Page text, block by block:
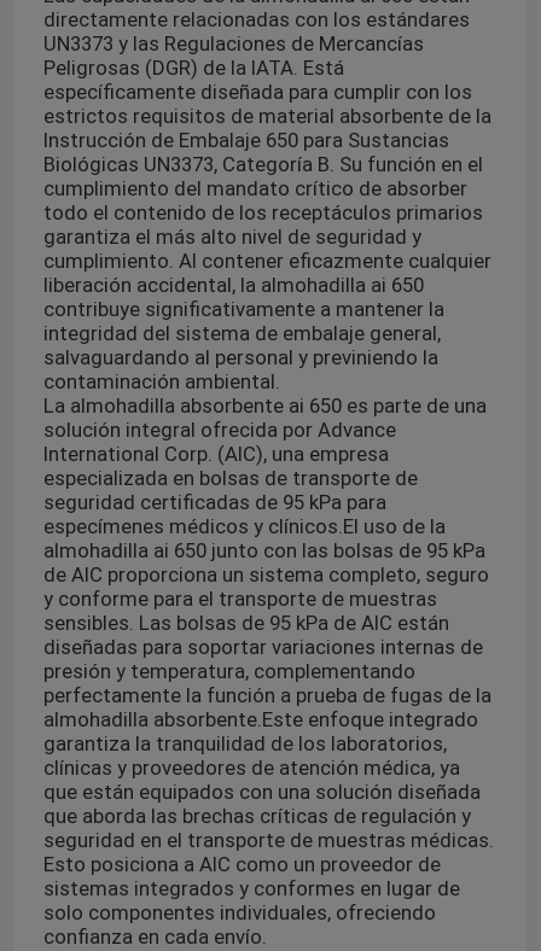
directamente relacionadas con los estándares
UN3373 y las Regulaciones de Mercancías
Peligrosas (DGR) de la IATA. Está
específicamente diseñada para cumplir con los
estrictos requisitos de material absorbente de la
Instrucción de Embalaje 650 para Sustancias
Biológicas UN3373, Categoría B. Su función en el
cumplimiento del mandato crítico de absorber
todo el contenido de los receptáculos primarios
garantiza el más alto nivel de seguridad y
cumplimiento. Al contener eficazmente cualquier
liberación accidental, la almohadilla ai 650
contribuye significativamente a mantener la
integridad del sistema de embalaje general,
salvaguardando al personal y previniendo la
contaminación ambiental.
La almohadilla absorbente ai 650 es parte de una
solución integral ofrecida por Advance
International Corp. (AIC), una empresa
especializada en bolsas de transporte de
seguridad certificadas de 95 kPa para
especímenes médicos y clínicos.El uso de la
almohadilla ai 650 junto con las bolsas de 95 kPa
de AIC proporciona un sistema completo, seguro
y conforme para el transporte de muestras
sensibles. Las bolsas de 95 kPa de AIC están
diseñadas para soportar variaciones internas de
presión y temperatura, complementando
perfectamente la función a prueba de fugas de la
almohadilla absorbente.Este enfoque integrado
garantiza la tranquilidad de los laboratorios,
clínicas y proveedores de atención médica, ya
que están equipados con una solución diseñada
que aborda las brechas críticas de regulación y
seguridad en el transporte de muestras médicas.
Esto posiciona a AIC como un proveedor de
sistemas integrados y conformes en lugar de
solo componentes individuales, ofreciendo
confianza en cada envío.